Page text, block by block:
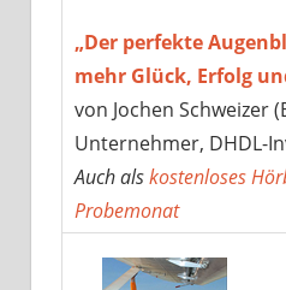
„Der perfekte
mehr Glück, Erfolg
von Jochen Schweizer
Unternehmer, DHDL-
Auch alskostenloses
Probemonat